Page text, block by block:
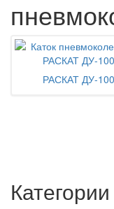
РАСКАТ ДУ-100
Категории